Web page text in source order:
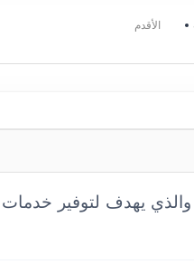
الأقدم